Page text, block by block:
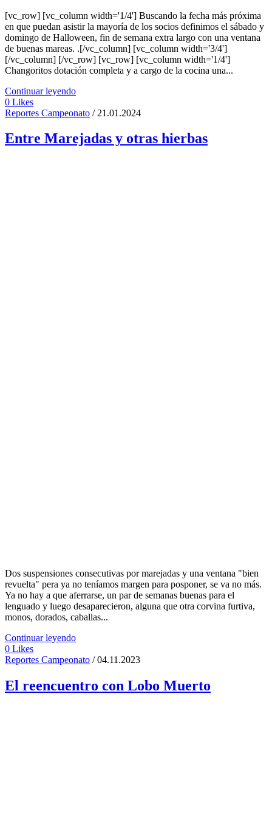
[vc_row] [vc_column width='1/4'] Buscando la fecha más próxima
en que puedan asistir la mayoría de los socios definimos el sábado y
domingo de Halloween, fin de semana extra largo con una ventana
de buenas mareas. .[/vc_column] [vc_column width='3/4']
[/vc_column] [/vc_row] [vc_row] [vc_column width='1/4']
Changoritos dotación completa y a cargo de la cocina una...
Continuar leyendo
0 Likes
Reportes Campeonato / 21.01.2024
Entre Marejadas y otras hierbas
Dos suspensiones consecutivas por marejadas y una ventana "bien
revuelta" pera ya no teníamos margen para posponer, se va no más.
Ya no hay a que aferrarse, un par de semanas buenas para el
lenguado y luego desaparecieron, alguna que otra corvina furtiva,
monos, dorados, caballas...
Continuar leyendo
0 Likes
Reportes Campeonato / 04.11.2023
El reencuentro con Lobo Muerto